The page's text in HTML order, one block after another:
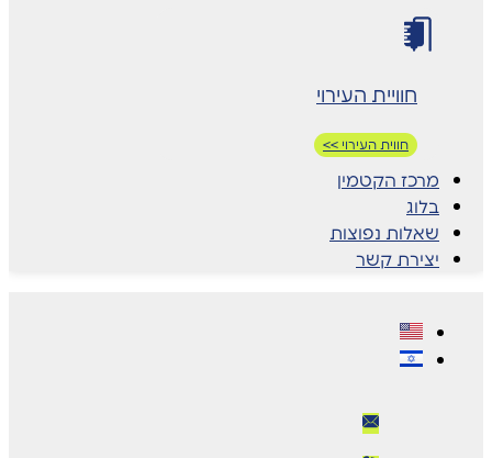
חוויית העירוי
חווית העירוי >>
מרכז הקטמין
בלוג
שאלות נפוצות
יצירת קשר